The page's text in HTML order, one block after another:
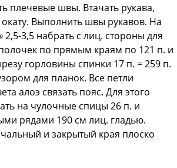
плечевые швы. Втачать рукава,
Выполнить швы рукавов. На
3,5 набрать с лиц. стороны для
по прямым краям по 121 п. и
горловины спинки 17 п. = 259 п.
для планок. Все петли
алоэ связать пояс. Для этого
на чулочные спицы 26 п. и
рядами 190 см лиц. гладью.
и закрытый края плоско